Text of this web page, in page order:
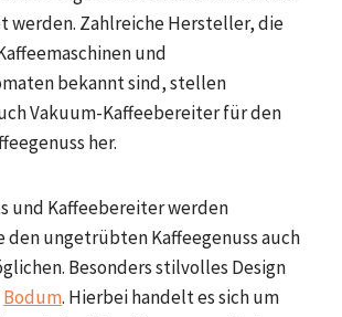
werden. Zahlreiche Hersteller, die
und
bekannt sind, stellen
Vakuum-Kaffeebereiter für den
her.
und Kaffeebereiter werden
den ungetrübten Kaffeegenuss auch
Besonders stilvolles Design
Bodum. Hierbei handelt es sich um